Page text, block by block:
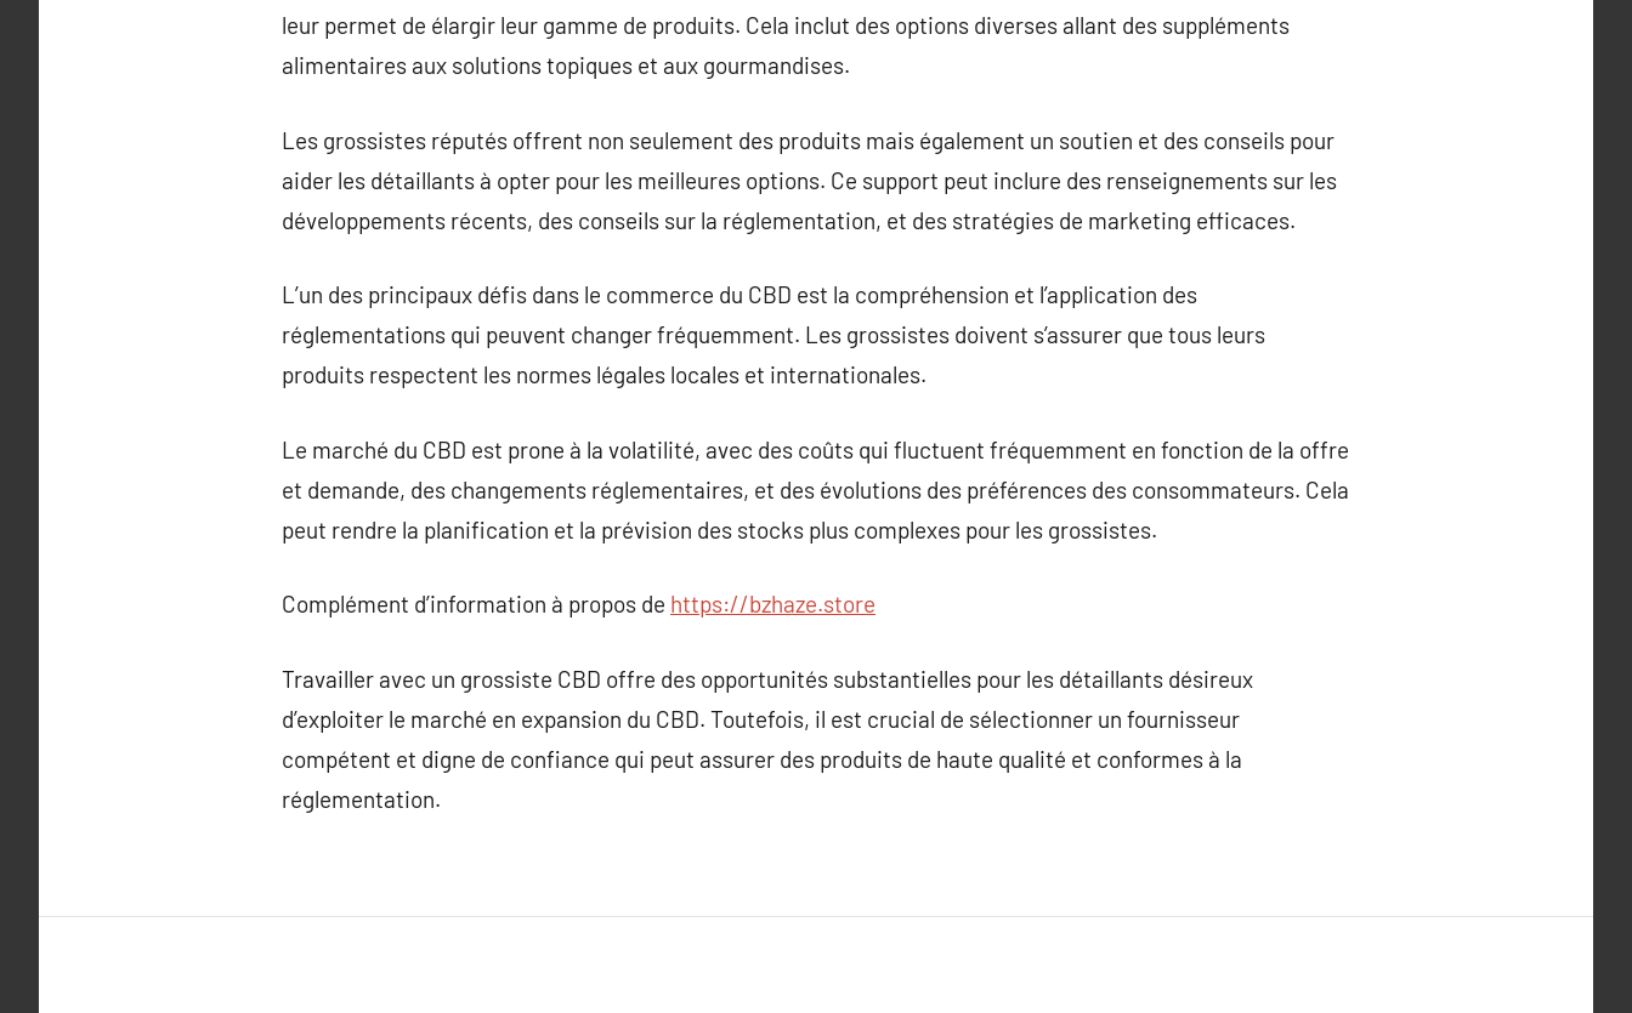
leur permet de élargir leur gamme de produits. Cela inclut des options diverses allant des suppléments
alimentaires aux solutions topiques et aux gourmandises.
Les grossistes réputés offrent non seulement des produits mais également un soutien et des conseils pour
aider les détaillants à opter pour les meilleures options. Ce support peut inclure des renseignements sur les
développements récents, des conseils sur la réglementation, et des stratégies de marketing efficaces.
L’un des principaux défis dans le commerce du CBD est la compréhension et l’application des
réglementations qui peuvent changer fréquemment. Les grossistes doivent s’assurer que tous leurs
produits respectent les normes légales locales et internationales.
Le marché du CBD est prone à la volatilité, avec des coûts qui fluctuent fréquemment en fonction de la offre
et demande, des changements réglementaires, et des évolutions des préférences des consommateurs. Cela
peut rendre la planification et la prévision des stocks plus complexes pour les grossistes.
Complément d’information à propos de https://bzhaze.store
Travailler avec un grossiste CBD offre des opportunités substantielles pour les détaillants désireux
d’exploiter le marché en expansion du CBD. Toutefois, il est crucial de sélectionner un fournisseur
compétent et digne de confiance qui peut assurer des produits de haute qualité et conformes à la
réglementation.